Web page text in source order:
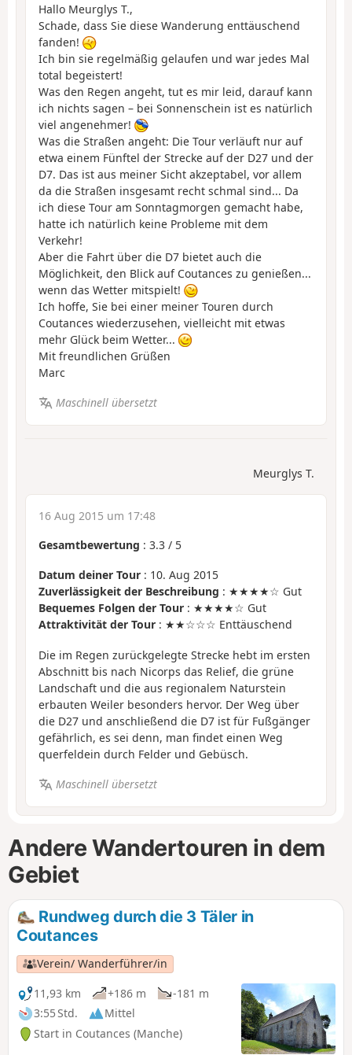
Hallo Meurglys T.,
Schade, dass Sie diese Wanderung enttäuschend
fanden!
Ich bin sie regelmäßig gelaufen und war jedes Mal
total begeistert!
Was den Regen angeht, tut es mir leid, darauf kann
ich nichts sagen – bei Sonnenschein ist es natürlich
viel angenehmer!
Was die Straßen angeht: Die Tour verläuft nur auf
etwa einem Fünftel der Strecke auf der D27 und der
D7. Das ist aus meiner Sicht akzeptabel, vor allem
da die Straßen insgesamt recht schmal sind... Da
ich diese Tour am Sonntagmorgen gemacht habe,
hatte ich natürlich keine Probleme mit dem
Verkehr!
Aber die Fahrt über die D7 bietet auch die
Möglichkeit, den Blick auf Coutances zu genießen...
wenn das Wetter mitspielt!
Ich hoffe, Sie bei einer meiner Touren durch
Coutances wiederzusehen, vielleicht mit etwas
mehr Glück beim Wetter...
Mit freundlichen Grüßen
Marc
Maschinell übersetzt
Meurglys T.
16 Aug 2015 um 17:48
Gesamtbewertung : 3.3 / 5
Datum deiner Tour : 10. Aug 2015
Zuverlässigkeit der Beschreibung : ★★★★☆ Gut
Bequemes Folgen der Tour : ★★★★☆ Gut
Attraktivität der Tour : ★★☆☆☆ Enttäuschend
Die im Regen zurückgelegte Strecke hebt im ersten
Abschnitt bis nach Nicorps das Relief, die grüne
Landschaft und die aus regionalem Naturstein
erbauten Weiler besonders hervor. Der Weg über
die D27 und anschließend die D7 ist für Fußgänger
gefährlich, es sei denn, man findet einen Weg
querfeldein durch Felder und Gebüsch.
Maschinell übersetzt
Andere Wandertouren in dem
Gebiet
Rundweg durch die 3 Täler in
Coutances
Verein/ Wanderführer/in
11,93 km
+186 m
-181 m
3:55 Std.
Mittel
Start in Coutances (Manche)